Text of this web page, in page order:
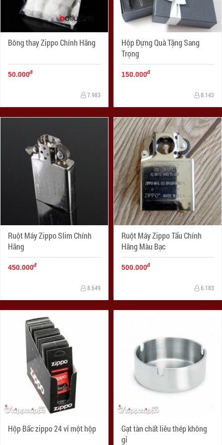
Bông thay Zippo Chính Hãng
50.000đ
7.983
Hộp Đựng Quà Tặng Sang
Trọng
150.000đ
8.143
Ruột Máy Zippo Slim Chính
Hãng
450.000đ
8.649
Ruột Máy Zippo Tẩu Chính
Hãng Màu Bạc
500.000đ
6.183
Hộp Bấc zippo 24 vỉ một hộp
Gạt tàn chất liêu thép không
gỉ